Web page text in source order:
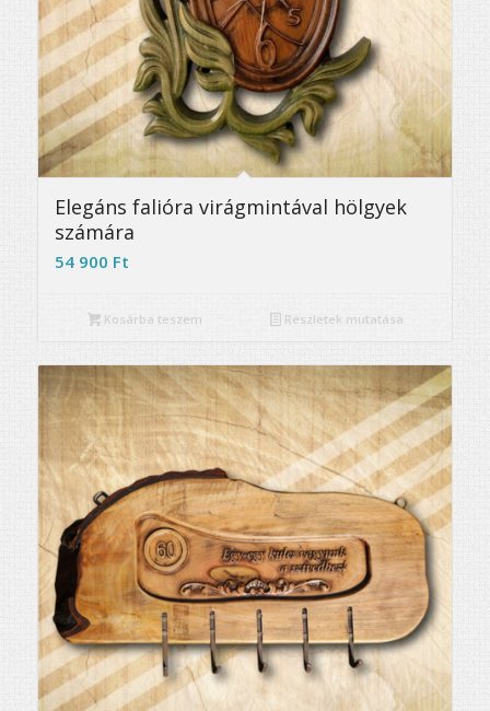
Elegáns falióra virágmintával hölgyek
számára
54 900 Ft
Kosárba teszem Részletek mutatása